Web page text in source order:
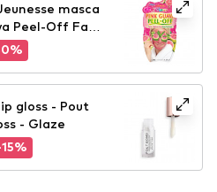
masca
Peel-Off Face
gloss - Pout
- Glaze